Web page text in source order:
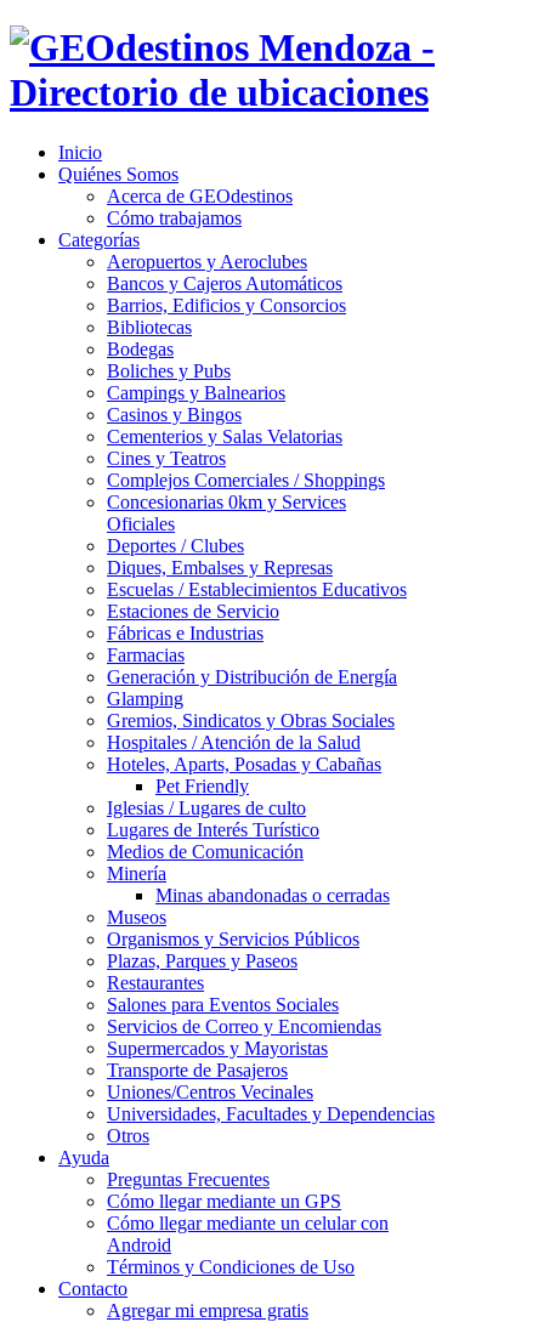
Inicio
Quiénes Somos
Acerca de GEOdestinos
Cómo trabajamos
Categorías
Aeropuertos y Aeroclubes
Bancos y Cajeros Automáticos
Barrios, Edificios y Consorcios
Bibliotecas
Bodegas
Boliches y Pubs
Campings y Balnearios
Casinos y Bingos
Cementerios y Salas Velatorias
Cines y Teatros
Complejos Comerciales / Shoppings
Concesionarias 0km y Services
Oficiales
Deportes / Clubes
Diques, Embalses y Represas
Escuelas / Establecimientos Educativos
Estaciones de Servicio
Fábricas e Industrias
Farmacias
Generación y Distribución de Energía
Glamping
Gremios, Sindicatos y Obras Sociales
Hospitales / Atención de la Salud
Hoteles, Aparts, Posadas y Cabañas
Pet Friendly
Iglesias / Lugares de culto
Lugares de Interés Turístico
Medios de Comunicación
Minería
Minas abandonadas o cerradas
Museos
Organismos y Servicios Públicos
Plazas, Parques y Paseos
Restaurantes
Salones para Eventos Sociales
Servicios de Correo y Encomiendas
Supermercados y Mayoristas
Transporte de Pasajeros
Uniones/Centros Vecinales
Universidades, Facultades y Dependencias
Otros
Ayuda
Preguntas Frecuentes
Cómo llegar mediante un GPS
Cómo llegar mediante un celular con
Android
Términos y Condiciones de Uso
Contacto
Agregar mi empresa gratis